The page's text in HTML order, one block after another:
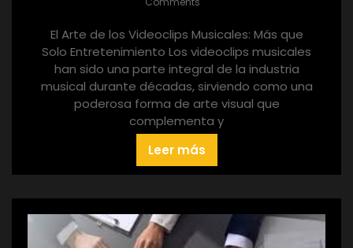
El Arte de los Videoclips Musicales: Más que
Solo Entretenimiento Los videoclips musicales
han sido una parte integral de la industria
musical durante décadas, sirviendo como una
poderosa forma de arte visual que
complementa y
Leer más